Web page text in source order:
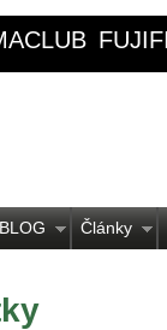
BLOG Články